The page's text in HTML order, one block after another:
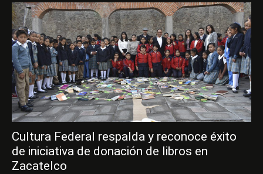
Cultura Federal respalda y reconoce éxito
de iniciativa de donación de libros en
Zacatelco